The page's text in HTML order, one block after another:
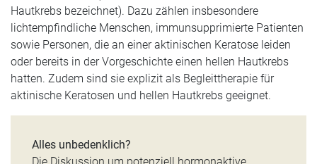
Hautkrebs bezeichnet). Dazu zählen insbesondere
lichtempfindliche Menschen, immunsupprimierte Patienten
sowie Personen, die an einer aktinischen Keratose leiden
oder bereits in der Vorgeschichte einen hellen Hautkrebs
hatten. Zudem sind sie explizit als Begleittherapie für
aktinische Keratosen und hellen Hautkrebs geeignet.
Alles unbedenklich?